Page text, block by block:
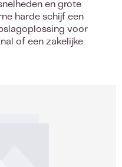
en grote
harde schijf een
voor
of een zakelijke